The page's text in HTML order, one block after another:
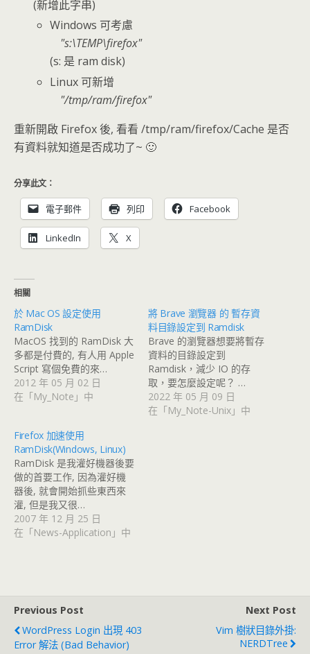
(新增此字串)
Windows 可考慮
s:\TEMP\firefox
(s: 是 ram disk)
Linux 可新增
/tmp/ram/firefox
重新開啟 Firefox 後, 看看 /tmp/ram/firefox/Cache 是否
有資料就知道是否成功了~ 🙂
分享此文：
電子郵件 列印 Facebook
LinkedIn X
相關
於 Mac OS 設定使用
RamDisk
MacOS 找到的 RamDisk 大
多都是付費的, 有人用 Apple
Script 寫個免費的來…
2012 年 05 月 02 日
在「My_Note」中
將 Brave 瀏覽器 的 暫存資
料目錄設定到 Ramdisk
Brave 的瀏覽器想要將暫存
資料的目錄設定到
Ramdisk，減少 IO 的存
取，要怎麼設定呢？ …
2022 年 05 月 09 日
在「My_Note-Unix」中
Firefox 加速使用
RamDisk(Windows, Linux)
RamDisk 是我灌好機器後要
做的首要工作, 因為灌好機
器後, 就會開始抓些東西來
灌, 但是我又很…
2007 年 12 月 25 日
在「News-Application」中
Previous Post
WordPress Login 出現 403
Error 解法 (Bad Behavior)
Next Post
Vim 樹狀目錄外掛:
NERDTree